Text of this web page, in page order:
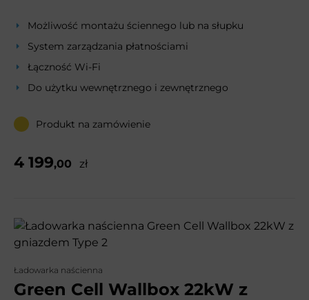
Możliwość montażu ściennego lub na słupku
System zarządzania płatnościami
Łączność Wi-Fi
Do użytku wewnętrznego i zewnętrznego
Produkt na zamówienie
4 199,00 zł
Ładowarka naścienna
Green Cell Wallbox 22kW z